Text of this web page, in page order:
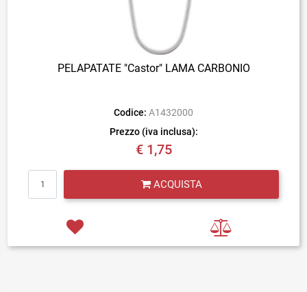
PELAPATATE "Castor" LAMA CARBONIO
Codice: A1432000
Prezzo (iva inclusa):
€ 1,75
ACQUISTA